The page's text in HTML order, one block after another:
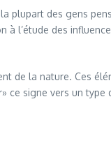
plupart des gens
l’étude des
de la nature. Ces
ce signe vers un